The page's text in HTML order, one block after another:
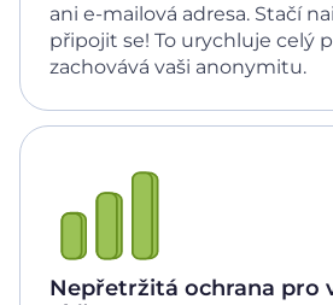
ani e-mailová adresa. Stačí
připojit se! To urychluje celý
zachovává vaši anonymitu.
Nepřetržitá ochrana pro